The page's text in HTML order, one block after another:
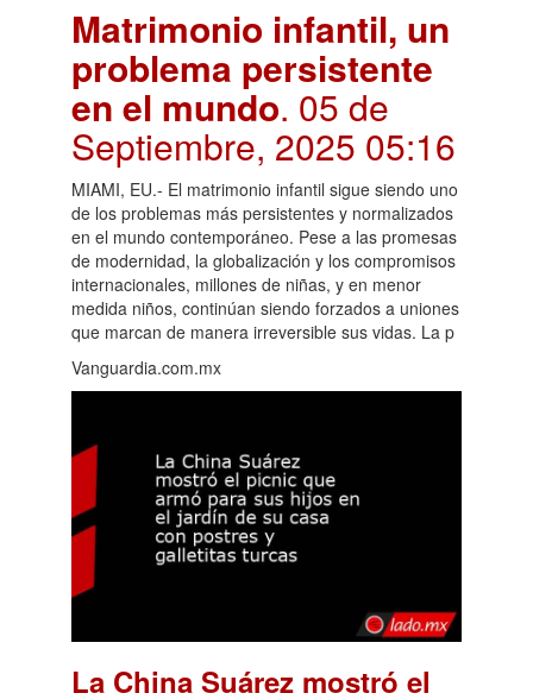
Matrimonio infantil, un
problema persistente
en el mundo. 05 de
Septiembre, 2025 05:16
MIAMI, EU.- El matrimonio infantil sigue siendo uno
de los problemas más persistentes y normalizados
en el mundo contemporáneo. Pese a las promesas
de modernidad, la globalización y los compromisos
internacionales, millones de niñas, y en menor
medida niños, continúan siendo forzados a uniones
que marcan de manera irreversible sus vidas. La p
Vanguardia.com.mx
La China Suárez mostró el